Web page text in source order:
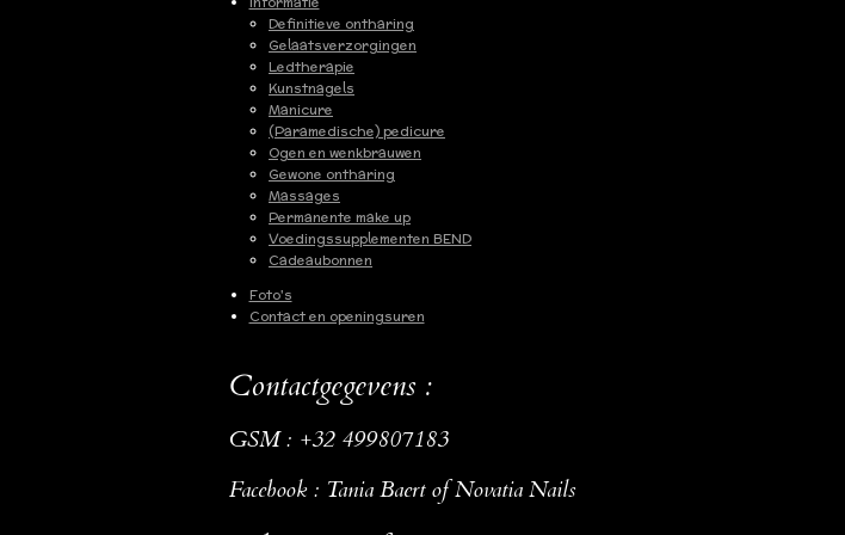
Definitieve ontharing
Gelaatsverzorgingen
Ledtherapie
Kunstnagels
Manicure
(Paramedische) pedicure
Ogen en wenkbrauwen
Gewone ontharing
Massages
Permanente make up
Voedingssupplementen BEND
Cadeaubonnen
Foto's
Contact en openingsuren
Contactgegevens :
GSM : +32 499807183
Facebook : Tania Baert of Novatia Nails